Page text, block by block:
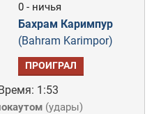
0 - ничья
Бахрам Каримпур
(Bahram Karimpor)
ПРОИГРАЛ
1:53
(удары)